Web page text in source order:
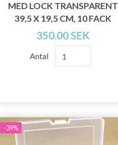
MED LOCK TRANSPARENT
39,5 X 19,5 CM, 10 FACK
350.00 SEK
Antal
-39%